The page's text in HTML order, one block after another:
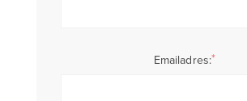
Emailadres:*